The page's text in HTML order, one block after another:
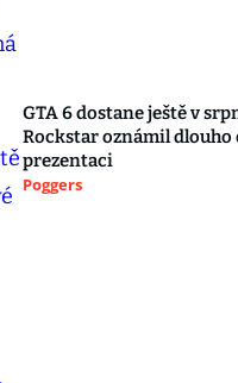
GTA 6 dostane ještě v
Rockstar oznámil dlouho
prezentaci
Poggers